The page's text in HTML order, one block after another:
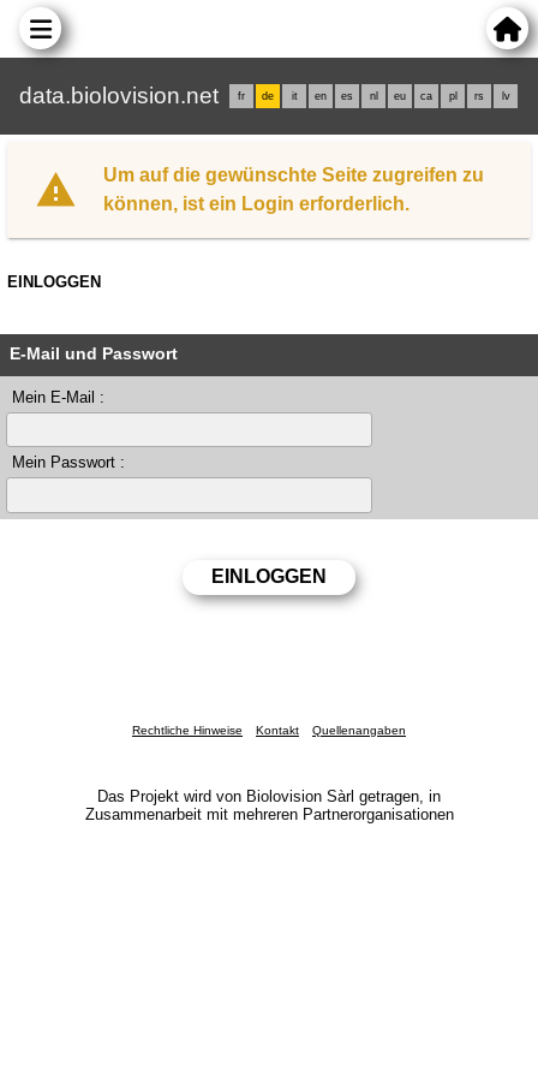
data.biolovision.net fr de it en es nl eu ca pl rs lv
Um auf die gewünschte Seite zugreifen zu
können, ist ein Login erforderlich.
EINLOGGEN
E-Mail und Passwort
Mein E-Mail :
Mein Passwort :
Rechtliche Hinweise Kontakt Quellenangaben
Das Projekt wird von Biolovision Sàrl getragen, in
Zusammenarbeit mit mehreren Partnerorganisationen